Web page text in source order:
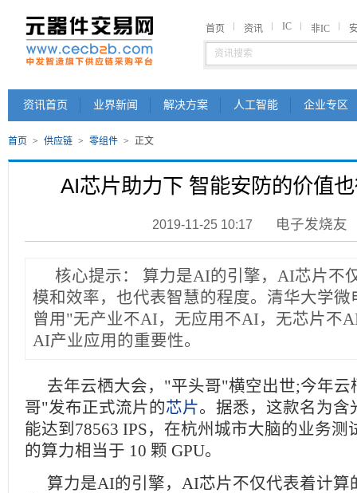
首页 资讯 IC 非IC
资讯首页 业界新闻 解决方案 人工智能 企业专区
首页 > 供应链 > 零组件 > 正文
AI芯片助力下 智能安防的价值
2019-11-25 10:17 电子发烧友
核心提示：
算力是AI的引擎，AI芯片不
模和效率，也代表智慧的程度。清华大学微
曾用"无产业不AI，无应用不AI，无芯片不
AI产业应用的重要性。
去年云栖大会，"平头哥"横空出世;今年云
哥"发布正式流片的芯片。据悉，这款名为含
能达到78563 IPS，在杭州城市大脑的业务测
的算力相当于 10 颗 GPU。
算力是AI的引擎，AI芯片不仅代表着计算